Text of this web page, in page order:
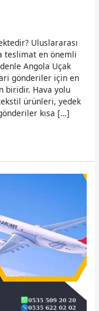
Uluslararası
teslimat en önemli
Angola Uçak
gönderiler için en
biridir. Hava yolu
ürünleri, yedek
kısa […]